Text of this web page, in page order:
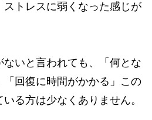
トレスに弱くなった感じが
いと言われても、「何とな
「回復に時間がかかる」この
る方は少なくありません。